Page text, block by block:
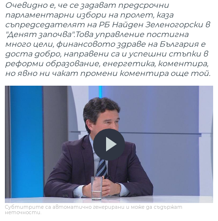
Очевидно е, че се задават предсрочни
парламентарни избори на пролет, каза
съпредседателят на РБ Найден Зеленогорски в
"Денят започва".Това управление постигна
много цели, финансовото здраве на България е
доста добро, направени са и успешни стъпки в
реформи образование, енергетика, коментира,
но явно ни чакат промени коментира още той.
Субтитрите са автоматично генерирани и може да съдържат
неточности.